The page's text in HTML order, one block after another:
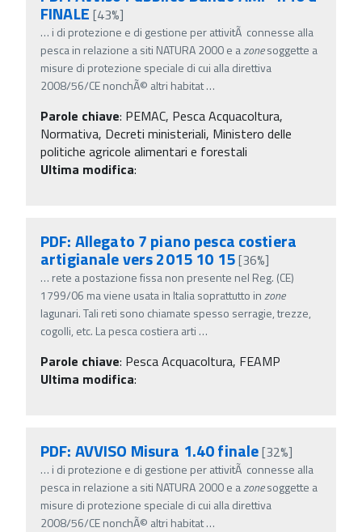
FINALE [43%]
… i di protezione e di gestione per attivitÃ connesse alla
pesca in relazione a siti NATURA 2000 e azonesoggette a
misure di protezione speciale di cui alla direttiva
2008/56/CE nonchÃ© altri habitat…
Parole chiave: PEMAC, Pesca Acquacoltura,
Normativa, Decreti ministeriali, Ministero delle
politiche agricole alimentari e forestali
Ultima modifica:
PDF: Allegato 7 piano pesca costiera
artigianale vers 2015 10 15[36%]
… rete a postazione fissa non presente nel Reg. (CE)
1799/06 ma viene usata in Italia soprattutto inzone
lagunari. Tali reti sono chiamate spesso serragie, trezze,
cogolli, etc. La pesca costiera arti …
Parole chiave: Pesca Acquacoltura, FEAMP
Ultima modifica:
PDF: AVVISO Misura 1.40 finale[32%]
… i di protezione e di gestione per attivitÃ connesse alla
pesca in relazione a siti NATURA 2000 e azonesoggette a
misure di protezione speciale di cui alla direttiva
2008/56/CE nonchÃ© altri habitat…